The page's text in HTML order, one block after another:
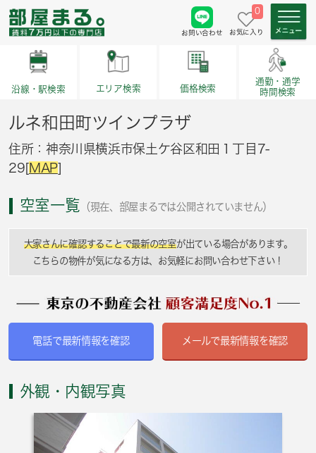
お問い合わせ
0
お気に入り
沿線・駅検索 エリア検索 価格検索
通勤・通学
時間検索
ルネ和田町ツインプラザ
住所：神奈川県横浜市保土ケ谷区和田１丁目7-
29[MAP]
空室一覧 （現在、部屋まるでは公開されていません）
大家さんに確認することで最新の空室が出ている場合があります。
こちらの物件が気になる方は、お気軽にお問い合わせ下さい！
電話で最新情報を確認 メールで最新情報を確認
外観・内観写真